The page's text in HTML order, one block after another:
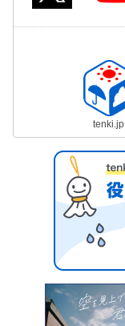
tenki.jp